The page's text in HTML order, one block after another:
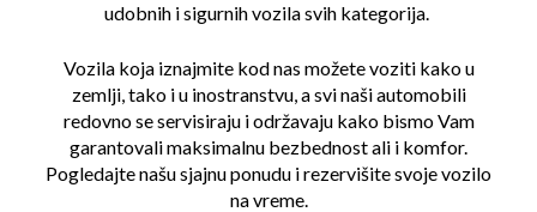
udobnih i sigurnih vozila svih kategorija.
Vozila koja iznajmite kod nas možete voziti kako u
zemlji, tako i u inostranstvu, a svi naši automobili
redovno se servisiraju i održavaju kako bismo Vam
garantovali maksimalnu bezbednost ali i komfor.
Pogledajte našu sjajnu ponudu i rezervišite svoje vozilo
na vreme.